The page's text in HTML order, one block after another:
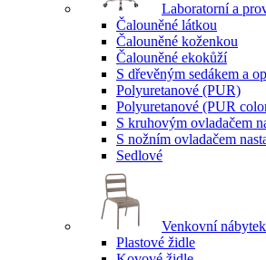
Laboratorní a
Čalouněné látkou
Čalouněné koženkou
Čalouněné ekokůží
S dřevěným sedákem a
Polyuretanové (PUR)
Polyuretanové (PUR
S kruhovým ovladačem
S nožním ovladačem
Sedlové
Venkovní nábytek
Plastové židle